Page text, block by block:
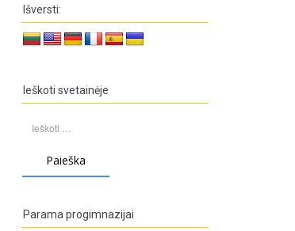
Išversti:
Ieškoti svetainėje
Parama progimnazijai